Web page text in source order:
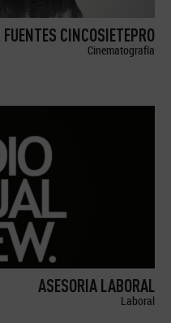
CINCOSIETEPRO
Cinematografía
ASESORIA LABORAL
Laboral